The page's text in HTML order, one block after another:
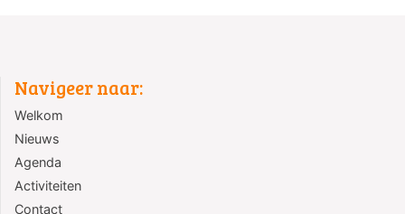
Navigeer naar:
Welkom
Nieuws
Agenda
Activiteiten
Contact